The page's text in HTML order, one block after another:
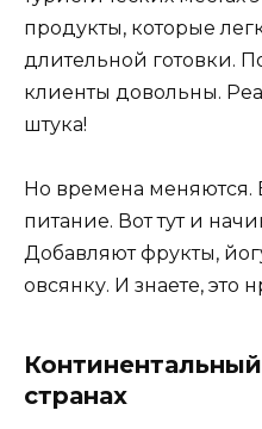
продукты, которые
длительной готовки.
клиенты довольны.
штука!
Но времена меняются.
питание. Вот тут и
Добавляют фрукты,
овсянку. И знаете, это
странах